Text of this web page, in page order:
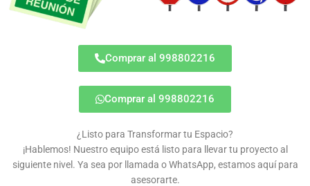
Comprar al 998802216
Comprar al 998802216
¿Listo para Transformar tu Espacio?
¡Hablemos! Nuestro equipo está listo para llevar tu proyecto al
siguiente nivel. Ya sea por llamada o WhatsApp, estamos aquí para
asesorarte.